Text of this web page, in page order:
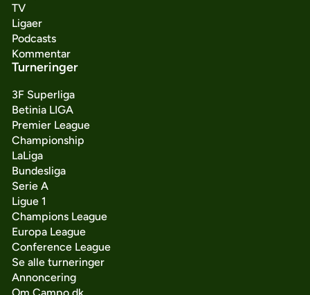
TV
Ligaer
Podcasts
Kommentar
Turneringer
3F Superliga
Betinia LIGA
Premier League
Championship
LaLiga
Bundesliga
Serie A
Ligue 1
Champions League
Europa League
Conference League
Se alle turneringer
Annoncering